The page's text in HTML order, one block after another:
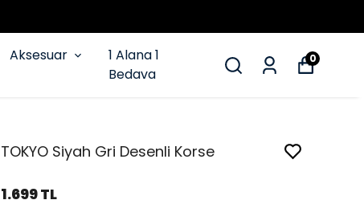
Aksesuar
1 Alana 1
Bedava
0
TOKYO Siyah Gri Desenli Korse
1.699 TL